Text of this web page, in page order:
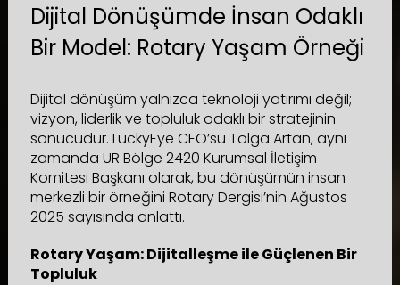
Dijital Dönüşümde İnsan Odaklı
Bir Model: Rotary Yaşam Örneği
Dijital dönüşüm yalnızca teknoloji yatırımı değil;
vizyon, liderlik ve topluluk odaklı bir stratejinin
sonucudur. LuckyEye CEO’su Tolga Artan, aynı
zamanda UR Bölge 2420 Kurumsal İletişim
Komitesi Başkanı olarak, bu dönüşümün insan
merkezli bir örneğini Rotary Dergisi’nin Ağustos
2025 sayısında anlattı.
Rotary Yaşam: Dijitalleşme ile Güçlenen Bir
Topluluk